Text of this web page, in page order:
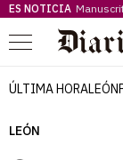
ES NOTICIA
Menú
ÚLTIMA HORALEÓN
LEÓN